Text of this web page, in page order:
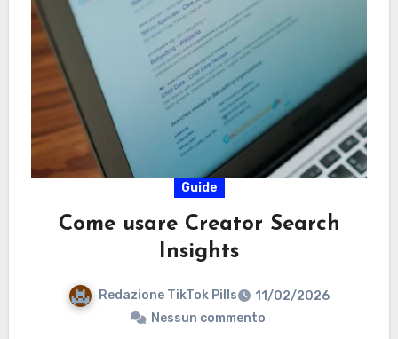
Guide
Come usare Creator Search
Insights
Redazione TikTok Pills
11/02/2026
Nessun commento